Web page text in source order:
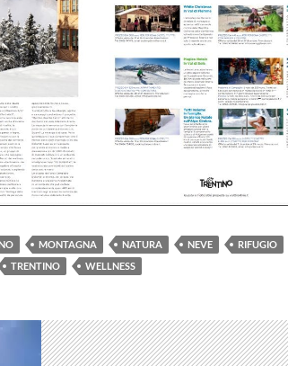
MONTAGNA NATURA NEVE
RIFUGIO
TRENTINO WELLNESS